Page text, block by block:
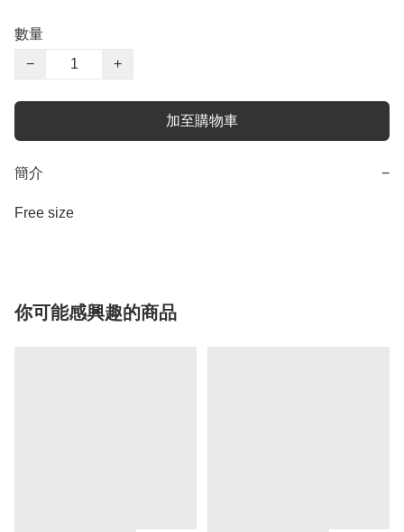
數量
−
+
加至購物車
簡介 −
Free size
你可能感興趣的商品